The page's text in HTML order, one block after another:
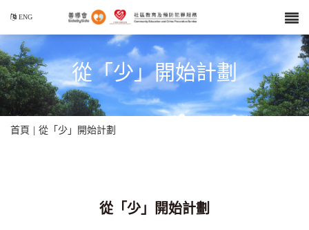
ENG
從「少」開始計劃
首頁 從「少」開始計劃
從「少」開始計劃